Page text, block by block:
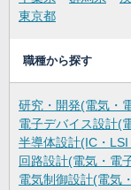
東京都
職種から探す
研究・開発(電気・
電子デバイス設計(
半導体設計(IC・
回路設計(電気・電
電気制御設計(電気